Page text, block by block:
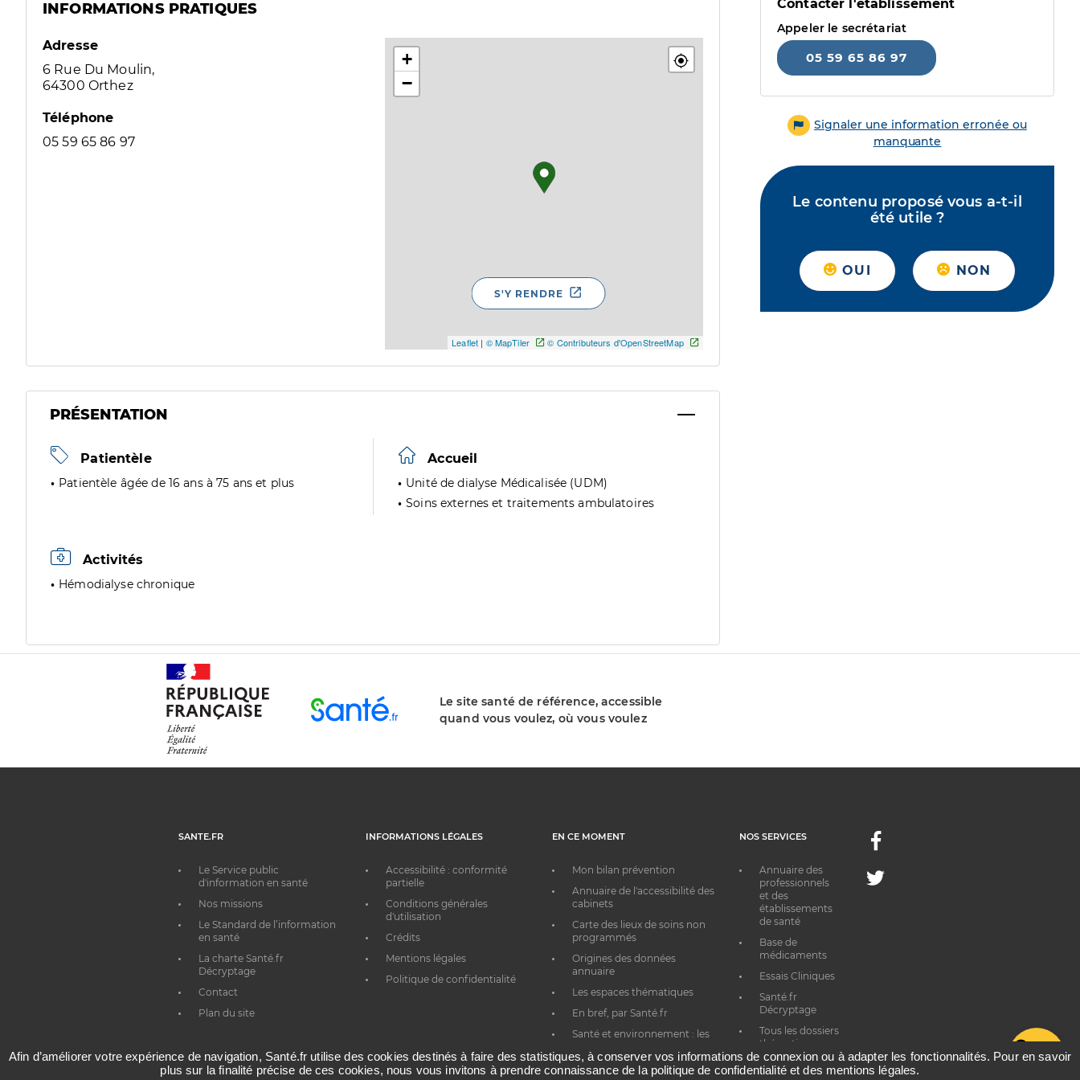
INFORMATIONS PRATIQUES
Adresse
6 Rue Du Moulin,
64300 Orthez
Téléphone
05 59 65 86 97
+
−
Leaflet | © MapTiler © Contributeurs d'OpenStreetMap
S'Y RENDRE
PRÉSENTATION
Patientèle
Patientèle âgée de 16 ans à 75 ans et plus
Accueil
Unité de dialyse Médicalisée (UDM)
Soins externes et traitements ambulatoires
Activités
Hémodialyse chronique
Contacter l'établissement
Appeler le secrétariat
05 59 65 86 97
Signaler une information erronée ou
manquante
Le contenu proposé vous a-t-il
été utile ?
OUI NON
Le site santé de référence, accessible
quand vous voulez, où vous voulez
SANTE.FR
Le Service public
d'information en santé
Nos missions
Le Standard de l’information
en santé
La charte Santé.fr
Décryptage
Contact
Plan du site
INFORMATIONS LÉGALES
Accessibilité : conformité
partielle
Conditions générales
d'utilisation
Crédits
Mentions légales
Politique de confidentialité
EN CE MOMENT
Mon bilan prévention
Annuaire de l'accessibilité des
cabinets
Carte des lieux de soins non
programmés
Origines des données
annuaire
Les espaces thématiques
En bref, par Santé.fr
Santé et environnement : les
NOS SERVICES
Annuaire des
professionnels
et des
établissements
de santé
Base de
médicaments
Essais Cliniques
Santé.fr
Décryptage
Tous les dossiers
thématiques
Facebook
Twitter
Afin d’améliorer votre expérience de navigation, Santé.fr utilise des cookies destinés à faire des statistiques, à conserver vos informations de connexion ou à adapter les fonctionnalités. Pour en savoir
plus sur la finalité précise de ces cookies, nous vous invitons à prendre connaissance de la politique de confidentialité et des mentions légales.